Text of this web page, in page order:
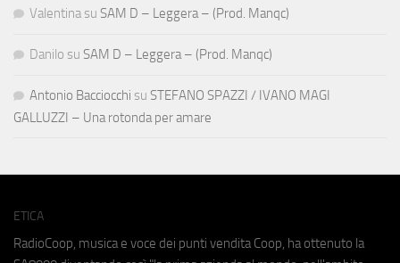
Valentina su SAM D – Leggera – (Prod. Manqc)
Danilo su SAM D – Leggera – (Prod. Manqc)
Antonio Bacciocchi su STEFANO SPAZZI / IVANO MAGI
GALLUZZI – Una rotonda per amare
ETICA
RadioCoop, musica e voce dei punti vendita Coop, ha ottenuto la